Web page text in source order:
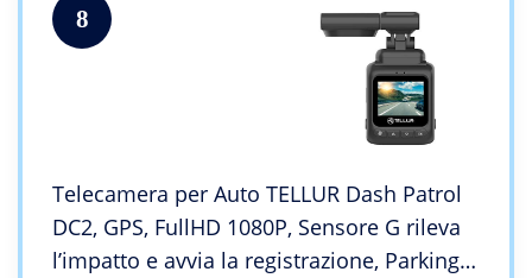
8
Telecamera per Auto TELLUR Dash Patrol
DC2, GPS, FullHD 1080P, Sensore G rileva
l’impatto e avvia la registrazione, Parking